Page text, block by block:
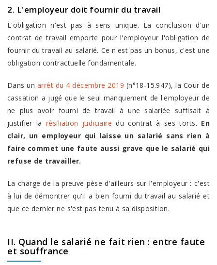
2. L'employeur doit fournir du travail
L'obligation n'est pas à sens unique. La conclusion d'un
contrat de travail emporte pour l'employeur l'obligation de
fournir du travail au salarié. Ce n'est pas un bonus, c'est une
obligation contractuelle fondamentale.
Dans un arrêt du 4 décembre 2019 (n°18-15.947), la Cour de
cassation a jugé que le seul manquement de l'employeur de
ne plus avoir fourni de travail à une salariée suffisait à
justifier larésiliation judiciaire du contrat à ses torts. En
clair, un employeur qui laisse un salarié sans rien à
faire commet une faute aussi grave que le salarié qui
refuse de travailler.
La charge de la preuve pèse d'ailleurs sur l'employeur : c'est
à lui de démontrer qu'il a bien fourni du travail au salarié et
que ce dernier ne s'est pas tenu à sa disposition.
II. Quand le salarié ne fait rien : entre faute
et souffrance